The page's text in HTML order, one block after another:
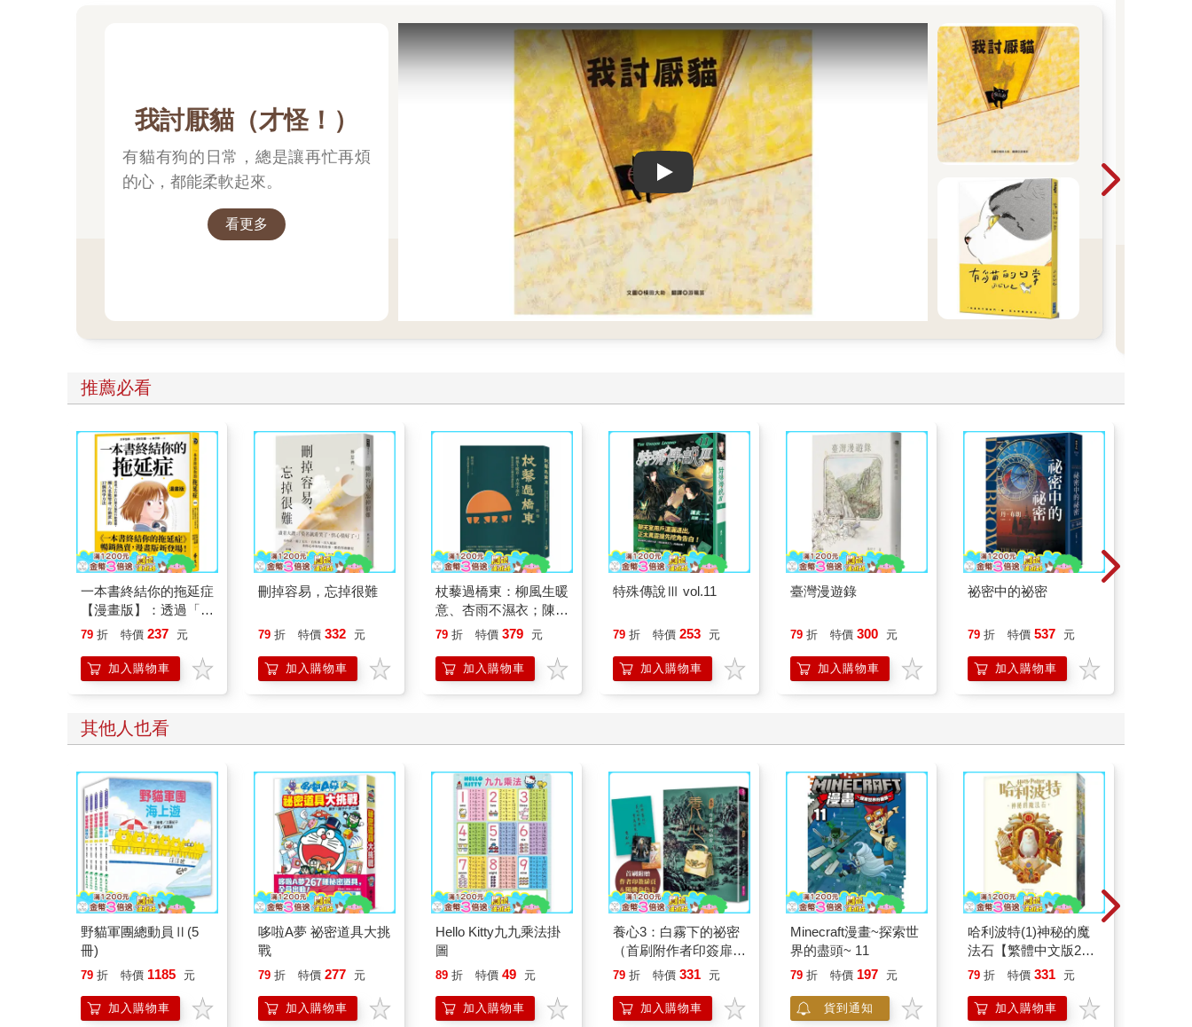
我討厭貓（才怪！）
有貓有狗的日常，總是讓再忙再煩
的心，都能柔軟起來。
看更多
Play video
推薦必看
一本書終結你的拖延症
【漫畫版】：透過「小
行動」打開大腦的行動
「行動派」的37個科
學方法
79 折 特價 237 元
加入購物車
刪掉容易，忘掉很難
79 折 特價 332 元
加入購物車
杖藜過橋東：柳風生暖
意、杏雨不濕衣；陳亮
恭談以心轉境的適齡漫
79 折 特價 379 元
加入購物車
特殊傳說Ⅲ vol.11
79 折 特價 253 元
加入購物車
臺灣漫遊錄
79 折 特價 300 元
加入購物車
祕密中的祕密
79 折 特價 537 元
加入購物車
其他人也看
野貓軍團總動員Ⅱ(5
冊)
79 折 特價 1185 元
加入購物車
哆啦A夢 祕密道具大挑
戰
79 折 特價 277 元
加入購物車
Hello Kitty九九乘法掛
圖
89 折 特價 49 元
加入購物車
養心3：白霧下的祕密
（首刷附作者印簽扉頁
及隨機角色卡，共兩
79 折 特價 331 元
加入購物車
Minecraft漫畫~探索世
界的盡頭~ 11
79 折 特價 197 元
貨到通知
哈利波特(1)神秘的魔
法石【繁體中文版20
週年紀念】
79 折 特價 331 元
加入購物車